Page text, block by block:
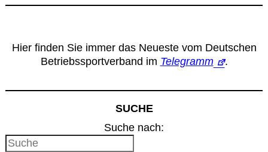
Hier finden Sie immer das Neueste vom Deutschen
Betriebssportverband im Telegramm .
SUCHE
Suche nach: